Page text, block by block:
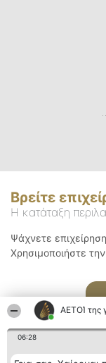
ΑΕΤΟΊ της
06:28
Βρείτε
Η κατάταξη
Ψάχνετε
Χρησιμοποιήστε